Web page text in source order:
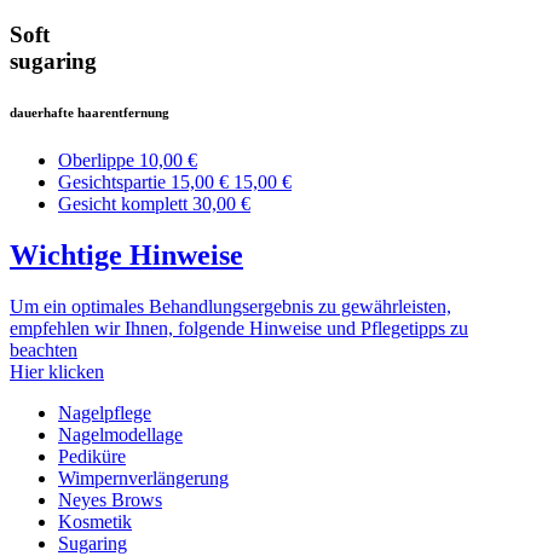
Soft
sugaring
dauerhafte haarentfernung
Oberlippe 10,00 €
Gesichtspartie 15,00 € 15,00 €
Gesicht komplett 30,00 €
Wichtige Hinweise
Um ein optimales Behandlungsergebnis zu gewährleisten,
empfehlen wir Ihnen, folgende Hinweise und Pflegetipps zu
beachten
Hier klicken
Nagelpflege
Nagelmodellage
Pediküre
Wimpernverlängerung
Neyes Brows
Kosmetik
Sugaring